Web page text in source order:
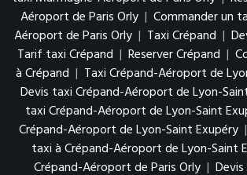
Aéroport de Paris Orly | Commander un
Aéroport de Paris Orly | Taxi Crépand |
Tarif taxi Crépand | Reserver Crépand |
à Crépand | Taxi Crépand-Aéroport de
Devis taxi Crépand-Aéroport de Lyon-
taxi Crépand-Aéroport de Lyon-Saint
Crépand-Aéroport de Lyon-Saint Exupéry |
taxi à Crépand-Aéroport de Lyon-Saint
Crépand-Aéroport de Paris Orly |